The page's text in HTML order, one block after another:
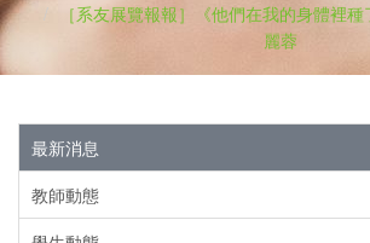
［系友展覽報報］《他們在我的身體裡
麗蓉
最新消息
教師動態